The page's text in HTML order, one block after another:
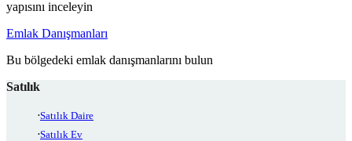
yapısını inceleyin
Emlak Danışmanları
Bu bölgedeki emlak danışmanlarını bulun
Satılık
Satılık Daire
Satılık Ev